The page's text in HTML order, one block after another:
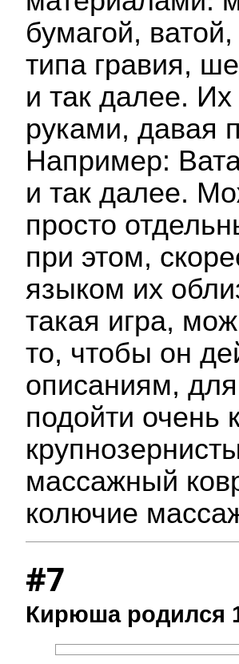
бумагой,
типа гравия,
и так далее.
руками, давая
Например:
и так далее.
просто
при этом,
языком их
такая игра,
то, чтобы он
описаниям,
подойти очень
массажный
колючие
#7
Кирюша родился